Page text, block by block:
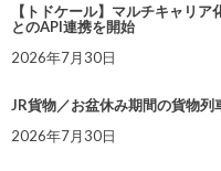
【トドケール】マルチキャリ
とのAPI連携を開始
2026年7月30日
JR貨物／お盆休み期間の貨物列
2026年7月30日